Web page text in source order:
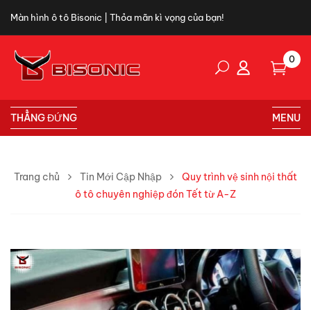
Màn hình ô tô Bisonic | Thỏa mãn kì vọng của bạn!
0
THẲNG ĐỨNG MENU
Trang chủ Tin Mới Cập Nhập
Quy trình vệ sinh nội thất
ô tô chuyên nghiệp đón Tết từ A-Z